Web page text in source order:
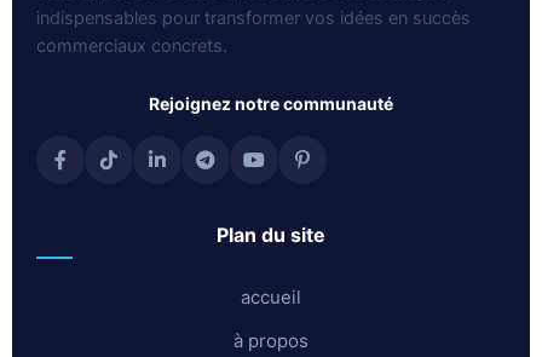
indispensables pour transformer vos idées en succès
commerciaux concrets.
rejoignez notre communauté
plan du site
accueil
à propos